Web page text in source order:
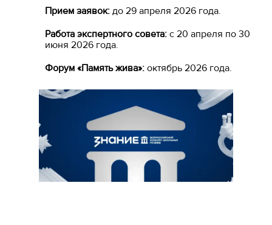
Прием заявок: до 29 апреля 2026 года.
Работа экспертного совета: с 20 апреля по 30
июня 2026 года.
Форум «Память жива»: октябрь 2026 года.